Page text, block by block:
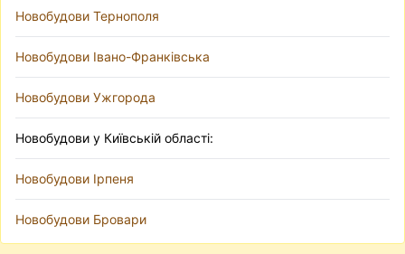
Новобудови Тернополя
Новобудови Івано-Франківська
Новобудови Ужгорода
Новобудови у Київській області:
Новобудови Ірпеня
Новобудови Бровари